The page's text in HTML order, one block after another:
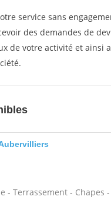
service sans
des demandes de
de votre activité et ainsi
- Terrassement - Chapes